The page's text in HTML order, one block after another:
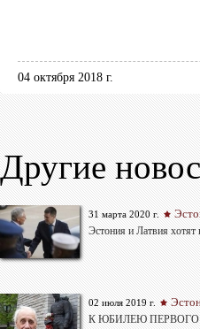
04 октября 2018 г.
Другие
31 марта 2020 г.
Эстония и Латвия
02 июля 2019 г.
К ЮБИЛЕЮ ПЕРВОГО